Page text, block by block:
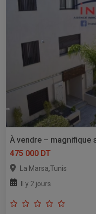
À vendre – magnifique
475 000 DT
La Marsa,Tunis
Il y 2 jours